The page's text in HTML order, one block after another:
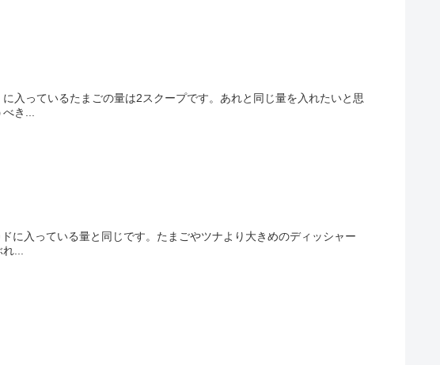
入っているたまごの量は2スクープです。あれと同じ量を入れたいと思
き...
に入っている量と同じです。たまごやツナより大きめのディッシャー
...